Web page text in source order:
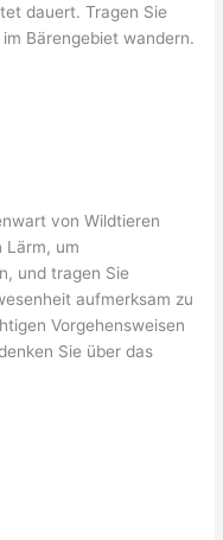
dauert. Tragen Sie
Bärengebiet wandern.
von Wildtieren
Lärm, um
und tragen Sie
aufmerksam zu
Vorgehensweisen
Sie über das